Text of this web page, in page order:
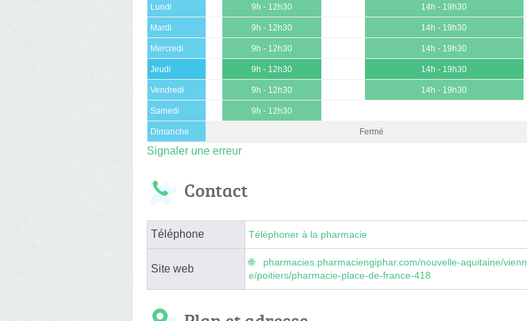
Lundi 9h - 12h30 14h - 19h30
Mardi 9h - 12h30 14h - 19h30
Mercredi 9h - 12h30 14h - 19h30
Jeudi 9h - 12h30 14h - 19h30
Vendredi 9h - 12h30 14h - 19h30
Samedi 9h - 12h30
Dimanche Fermé
Signaler une erreur
Contact
Téléphone Téléphoner à la pharmacie
Site web
pharmacies.pharmaciengiphar.com/nouvelle-aquitaine/vienn
e/poitiers/pharmacie-place-de-france-418